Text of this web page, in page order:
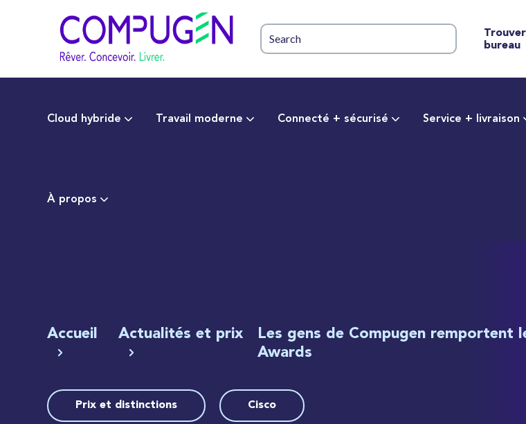
bureau
Cloud hybride Travail moderne Connecté + sécurisé Service + livraison
À propos
Accueil Actualités et prix
Les gens de Compugen remportent
Awards
Prix et distinctions Cisco